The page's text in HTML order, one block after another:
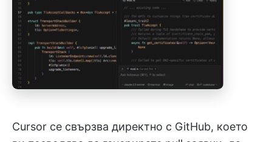
Cursor се свързва директно с GitHub, което